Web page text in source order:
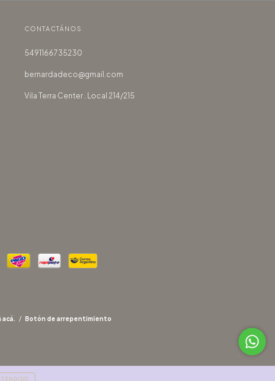
CONTACTÁNOS
5491166735230
bernardadeco@gmail.com
Vila Terra Center . Local 214/215
acá. / Botón de arrepentimiento